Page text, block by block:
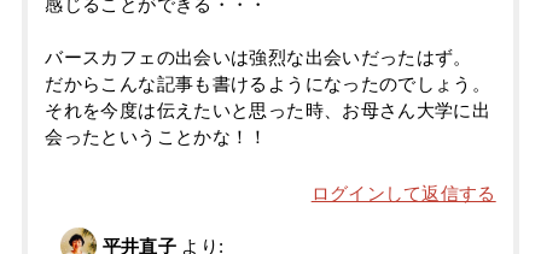
感じることができる・・・
バースカフェの出会いは強烈な出会いだったはず。
だからこんな記事も書けるようになったのでしょう。
それを今度は伝えたいと思った時、お母さん大学に出
会ったということかな！！
ログインして返信する
平井直子 より: